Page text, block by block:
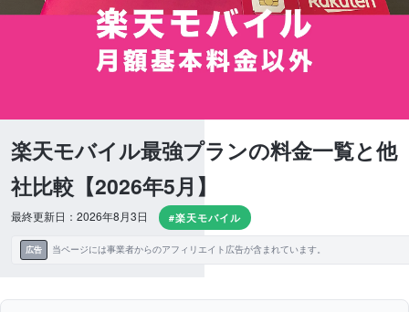
楽天モバイル最強プランの料金一覧と他
社比較【2026年5月】
最終更新日：2026年8月3日 #楽天モバイル
広告 当ページには事業者からのアフィリエイト広告が含まれています。